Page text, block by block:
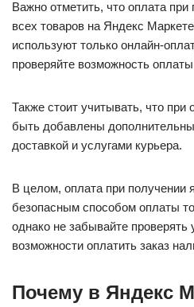
Важно отметить, что оплата
всех товаров на Яндекс
используют только онлайн-
проверяйте возможность
Также стоит учитывать, что при
быть добавлены
доставкой и услугами курьера.
В целом, оплата при получении
безопасным способом оплаты
однако не забывайте
возможности оплатить заказ
Почему в Яндекс